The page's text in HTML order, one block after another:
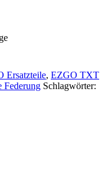
Ersatzteile, EZGO TXT
Federung Schlagwörter: